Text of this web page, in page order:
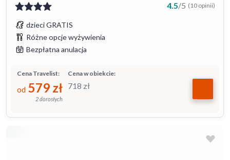
4.5/5 (10 opinii)
dzieci GRATIS
Różne opcje wyżywienia
Bezpłatna anulacja
Cena w obiekcie:
718 zł
Cena Travelist:
od 579 zł
2 dorosłych